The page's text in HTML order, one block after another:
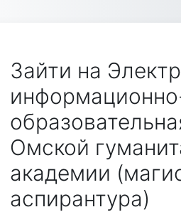
Зайти на
Омской
академии
аспирантура)